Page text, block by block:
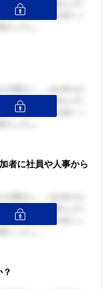
者に社員や人事から